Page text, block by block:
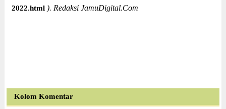
2022.html ). Redaksi JamuDigital.Com
Kolom Komentar